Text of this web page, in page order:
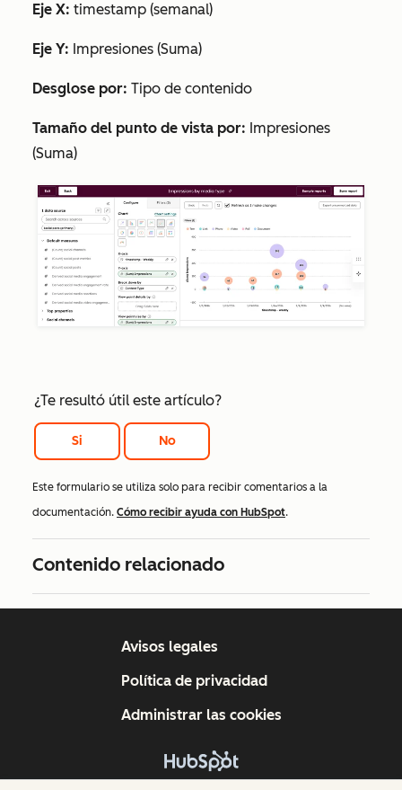
Eje X: timestamp (semanal)
Eje Y: Impresiones (Suma)
Desglose por: Tipo de contenido
Tamaño del punto de vista por: Impresiones
(Suma)
¿Te resultó útil este artículo?
Si No
Este formulario se utiliza solo para recibir comentarios a la
documentación. Cómo recibir ayuda con HubSpot.
Contenido relacionado
Avisos legales
Política de privacidad
Administrar las cookies